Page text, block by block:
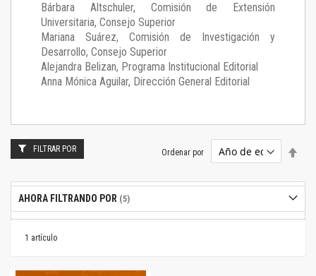
Bárbara Altschuler, Comisión de Extensión
Universitaria, Consejo Superior
Mariana Suárez, Comisión de Investigación y
Desarrollo, Consejo Superior
Alejandra Belizan, Programa Institucional Editorial
Anna Mónica Aguilar, Dirección General Editorial
1 artículo
Ordenar por
FILTRAR POR
AHORA FILTRANDO POR